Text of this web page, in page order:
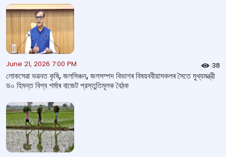
June 21, 2026 7:00 PM 38
লোকসেৱা ভৱনত কৃষি, জলসিঞ্চন, জলসম্পদ বিভাগৰ বিষয়ববীয়াসকলৰ সৈতে মুখ্যমন্ত্রী
ড০ হিমন্ত বিশ্ব শৰ্মাৰ বাজেট প্রস্তুতিমূলক বৈঠক